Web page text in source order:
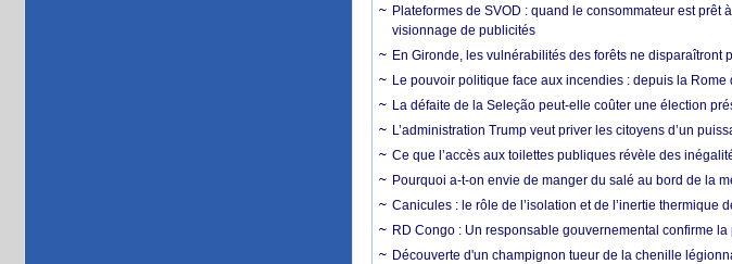
Plateformes de SVOD : quand le consommateur est
visionnage de publicités
En Gironde, les vulnérabilités des forêts ne disparaîtront
Le pouvoir politique face aux incendies : depuis la
La défaite de la Seleção peut-elle coûter une élection
L’administration Trump veut priver les citoyens d’un
Ce que l’accès aux toilettes publiques révèle des
Pourquoi a-t-on envie de manger du salé au bord de la
Canicules : le rôle de l’isolation et de l’inertie thermique
RD Congo : Un responsable gouvernemental confirme
Découverte d'un champignon tueur de la chenille